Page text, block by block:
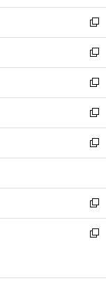
開
く
ウ
で
開
く
ン
ド
ウ
で
開
く
ウ
ィ
ン
ド
ウ
で
開
く
新
し
い
ウ
ィ
ン
ド
ウ
で
開
新
し
い
ウ
ィ
ン
ド
ウ
開
く
新
し
い
ウ
ィ
ン
ウ
で
開
く
新
し
い
ウ
ン
ド
ウ
で
新
し
ウ
ィ
ン
ド
開
新
し
い
ン
新
ウ